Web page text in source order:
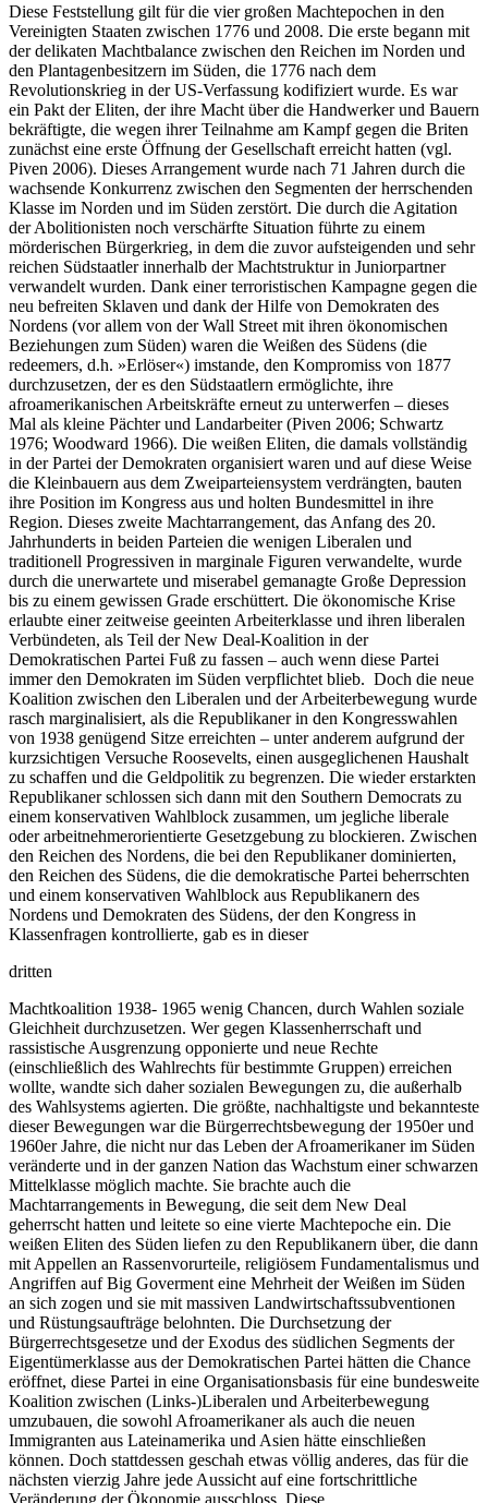
Diese Feststellung gilt für die vier großen Machtepochen in den
Vereinigten Staaten zwischen 1776 und 2008. Die erste begann mit
der delikaten Machtbalance zwischen den Reichen im Norden und
den Plantagenbesitzern im Süden, die 1776 nach dem
Revolutionskrieg in der US-Verfassung kodifiziert wurde. Es war
ein Pakt der Eliten, der ihre Macht über die Handwerker und Bauern
bekräftigte, die wegen ihrer Teilnahme am Kampf gegen die Briten
zunächst eine erste Öffnung der Gesellschaft erreicht hatten (vgl.
Piven 2006). Dieses Arrangement wurde nach 71 Jahren durch die
wachsende Konkurrenz zwischen den Segmenten der herrschenden
Klasse im Norden und im Süden zerstört. Die durch die Agitation
der Abolitionisten noch verschärfte Situation führte zu einem
mörderischen Bürgerkrieg, in dem die zuvor aufsteigenden und sehr
reichen Südstaatler innerhalb der Machtstruktur in Juniorpartner
verwandelt wurden. Dank einer terroristischen Kampagne gegen die
neu befreiten Sklaven und dank der Hilfe von Demokraten des
Nordens (vor allem von der Wall Street mit ihren ökonomischen
Beziehungen zum Süden) waren die Weißen des Südens (die
redeemers, d.h. »Erlöser«) imstande, den Kompromiss von 1877
durchzusetzen, der es den Südstaatlern ermöglichte, ihre
afroamerikanischen Arbeitskräfte erneut zu unterwerfen – dieses
Mal als kleine Pächter und Landarbeiter (Piven 2006; Schwartz
1976; Woodward 1966). Die weißen Eliten, die damals vollständig
in der Partei der Demokraten organisiert waren und auf diese Weise
die Kleinbauern aus dem Zweiparteiensystem verdrängten, bauten
ihre Position im Kongress aus und holten Bundesmittel in ihre
Region. Dieses zweite Machtarrangement, das Anfang des 20.
Jahrhunderts in beiden Parteien die wenigen Liberalen und
traditionell Progressiven in marginale Figuren verwandelte, wurde
durch die unerwartete und miserabel gemanagte Große Depression
bis zu einem gewissen Grade erschüttert. Die ökonomische Krise
erlaubte einer zeitweise geeinten Arbeiterklasse und ihren liberalen
Verbündeten, als Teil der New Deal-Koalition in der
Demokratischen Partei Fuß zu fassen – auch wenn diese Partei
immer den Demokraten im Süden verpflichtet blieb. Doch die neue
Koalition zwischen den Liberalen und der Arbeiterbewegung wurde
rasch marginalisiert, als die Republikaner in den Kongresswahlen
von 1938 genügend Sitze erreichten – unter anderem aufgrund der
kurzsichtigen Versuche Roosevelts, einen ausgeglichenen Haushalt
zu schaffen und die Geldpolitik zu begrenzen. Die wieder erstarkten
Republikaner schlossen sich dann mit den Southern Democrats zu
einem konservativen Wahlblock zusammen, um jegliche liberale
oder arbeitnehmerorientierte Gesetzgebung zu blockieren. Zwischen
den Reichen des Nordens, die bei den Republikaner dominierten,
den Reichen des Südens, die die demokratische Partei beherrschten
und einem konservativen Wahlblock aus Republikanern des
Nordens und Demokraten des Südens, der den Kongress in
Klassenfragen kontrollierte, gab es in dieser
dritten
Machtkoalition 1938- 1965 wenig Chancen, durch Wahlen soziale
Gleichheit durchzusetzen. Wer gegen Klassenherrschaft und
rassistische Ausgrenzung opponierte und neue Rechte
(einschließlich des Wahlrechts für bestimmte Gruppen) erreichen
wollte, wandte sich daher sozialen Bewegungen zu, die außerhalb
des Wahlsystems agierten. Die größte, nachhaltigste und bekannteste
dieser Bewegungen war die Bürgerrechtsbewegung der 1950er und
1960er Jahre, die nicht nur das Leben der Afroamerikaner im Süden
veränderte und in der ganzen Nation das Wachstum einer schwarzen
Mittelklasse möglich machte. Sie brachte auch die
Machtarrangements in Bewegung, die seit dem New Deal
geherrscht hatten und leitete so eine vierte Machtepoche ein. Die
weißen Eliten des Süden liefen zu den Republikanern über, die dann
mit Appellen an Rassenvorurteile, religiösem Fundamentalismus und
Angriffen auf Big Goverment eine Mehrheit der Weißen im Süden
an sich zogen und sie mit massiven Landwirtschaftssubventionen
und Rüstungsaufträge belohnten. Die Durchsetzung der
Bürgerrechtsgesetze und der Exodus des südlichen Segments der
Eigentümerklasse aus der Demokratischen Partei hätten die Chance
eröffnet, diese Partei in eine Organisationsbasis für eine bundesweite
Koalition zwischen (Links-)Liberalen und Arbeiterbewegung
umzubauen, die sowohl Afroamerikaner als auch die neuen
Immigranten aus Lateinamerika und Asien hätte einschließen
können. Doch stattdessen geschah etwas völlig anderes, das für die
nächsten vierzig Jahre jede Aussicht auf eine fortschrittliche
Veränderung der Ökonomie ausschloss. Diese